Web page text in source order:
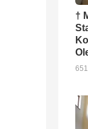
†
651